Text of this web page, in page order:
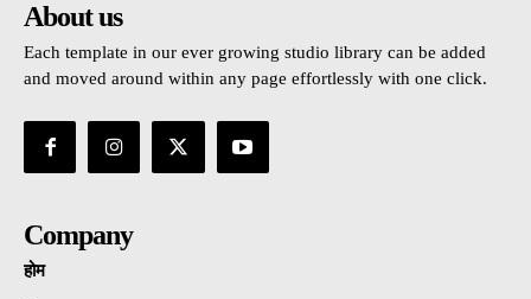
About us
Each template in our ever growing studio library can be added
and moved around within any page effortlessly with one click.
Company
होम